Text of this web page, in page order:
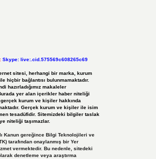
Skype: live:.cid.575569c608265c69
sitesi, herhangi bir marka, kurum
hiçbir bağlantısı bulunmamaktadır.
hazırladığımız makaleler
yer alan içerikler haber niteliği
kurum ve kişiler hakkında
Gerçek kurum ve kişiler ile isim
tesadüfidir. Sitemizdeki bilgiler taslak
niteliği taşımazlar.
Kanun gereğince Bilgi Teknolojileri ve
tarafından onaylanmış bir Yer
vermektedir. Bu nedenle, sitedeki
denetleme veya araştırma